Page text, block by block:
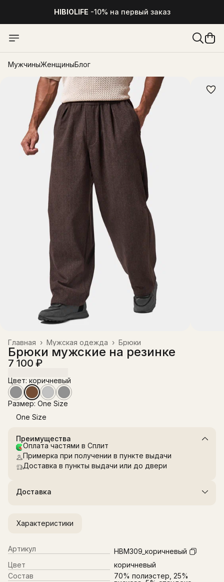
HIBIOLIFE -10% на первый заказ
МужчиныЖенщиныБлог
Брюки
Мужская одежда ›
Главная ›
Брюки мужские на резинке
7 100 ₽
Цвет: коричневый
Размер: One Size
One Size
Преимущества
Оплата частями в Сплит
Примерка при получении в пункте выдачи
Доставка в пункты выдачи или до двери
Доставка
Характеристики
Артикул
HBM309_коричневый
Цвет
коричневый
Состав
70% полиэстер, 25%